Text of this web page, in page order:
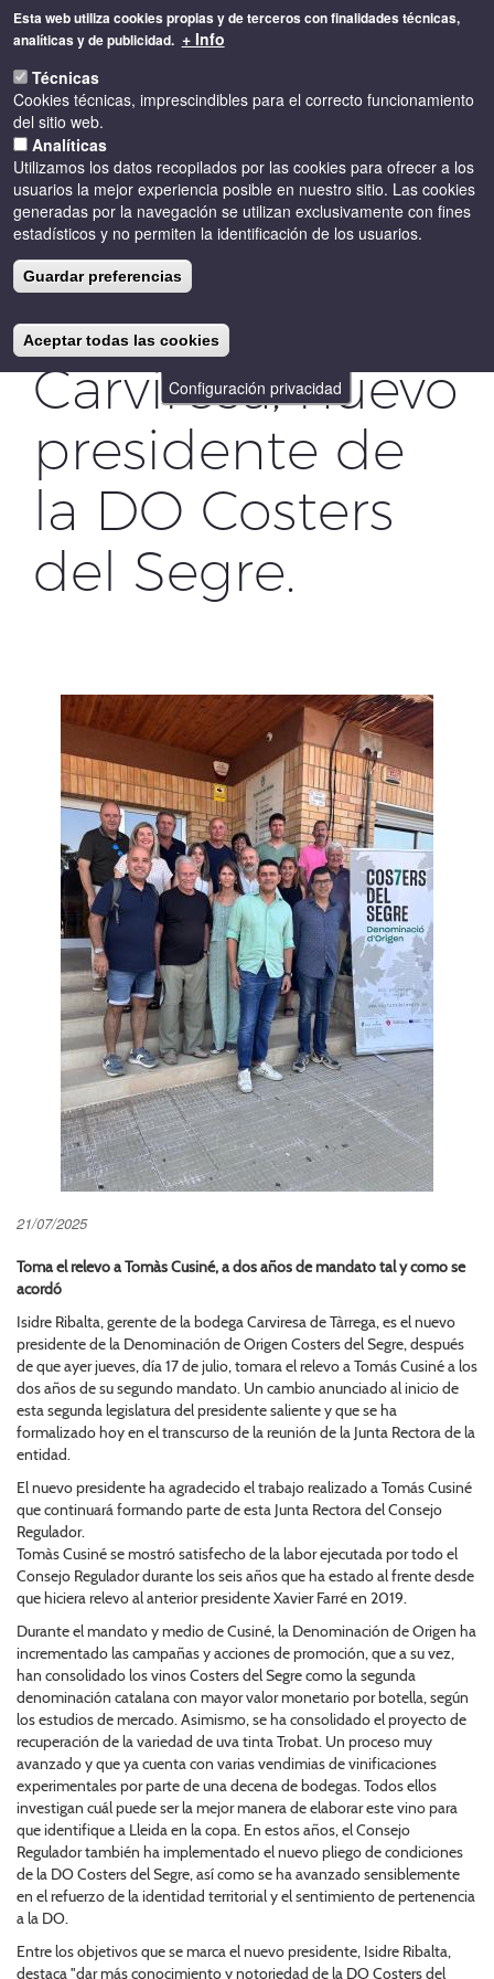
Configuración privacidad
Esta web utiliza cookies propias y de terceros con finalidades técnicas,
analíticas y de publicidad. + Info
Técnicas
Cookies técnicas, imprescindibles para el correcto funcionamiento
del sitio web.
Analíticas
Utilizamos los datos recopilados por las cookies para ofrecer a los
usuarios la mejor experiencia posible en nuestro sitio. Las cookies
generadas por la navegación se utilizan exclusivamente con fines
estadísticos y no permiten la identificación de los usuarios.
Guardar preferencias
Aceptar todas las cookies
Pasar
principal
Isidre Ribalta
de la bodega
Carviresa, nuevo
presidente de
la DO Costers
del Segre.
21/07/2025
Toma el relevo a Tomàs Cusiné, a dos años de mandato tal y como se
acordó
Isidre Ribalta, gerente de la bodega Carviresa de Tàrrega, es el nuevo
presidente de la Denominación de Origen Costers del Segre, después
de que ayer jueves, día 17 de julio, tomara el relevo a Tomás Cusiné a los
dos años de su segundo mandato. Un cambio anunciado al inicio de
esta segunda legislatura del presidente saliente y que se ha
formalizado hoy en el transcurso de la reunión de la Junta Rectora de la
entidad.
El nuevo presidente ha agradecido el trabajo realizado a Tomás Cusiné
que continuará formando parte de esta Junta Rectora del Consejo
Regulador.
Tomàs Cusiné se mostró satisfecho de la labor ejecutada por todo el
Consejo Regulador durante los seis años que ha estado al frente desde
que hiciera relevo al anterior presidente Xavier Farré en 2019.
Durante el mandato y medio de Cusiné, la Denominación de Origen ha
incrementado las campañas y acciones de promoción, que a su vez,
han consolidado los vinos Costers del Segre como la segunda
denominación catalana con mayor valor monetario por botella, según
los estudios de mercado. Asimismo, se ha consolidado el proyecto de
recuperación de la variedad de uva tinta Trobat. Un proceso muy
avanzado y que ya cuenta con varias vendimias de vinificaciones
experimentales por parte de una decena de bodegas. Todos ellos
investigan cuál puede ser la mejor manera de elaborar este vino para
que identifique a Lleida en la copa. En estos años, el Consejo
Regulador también ha implementado el nuevo pliego de condiciones
de la DO Costers del Segre, así como se ha avanzado sensiblemente
en el refuerzo de la identidad territorial y el sentimiento de pertenencia
a la DO.
Entre los objetivos que se marca el nuevo presidente, Isidre Ribalta,
destaca "dar más conocimiento y notoriedad de la DO Costers del